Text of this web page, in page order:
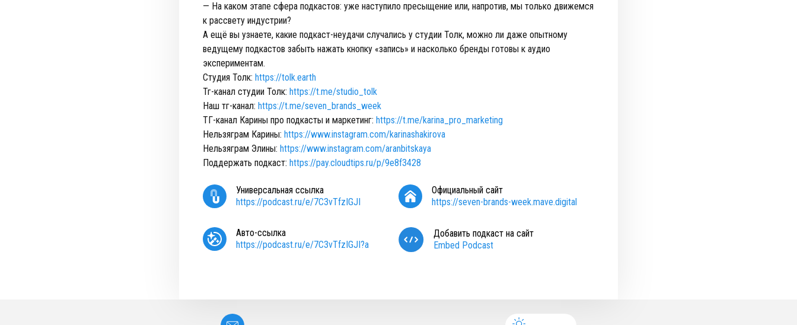
— На каком этапе сфера подкастов: уже наступило пресыщение или, напротив, мы только движемся
к рассвету индустрии?
А ещё вы узнаете, какие подкаст-неудачи случались у студии Толк, можно ли даже опытному
ведущему подкастов забыть нажать кнопку «запись» и насколько бренды готовы к аудио
экспериментам.
Студия Толк: https://tolk.earth
Тг-канал студии Толк: https://t.me/studio_tolk
Наш тг-канал: https://t.me/seven_brands_week
ТГ-канал Карины про подкасты и маркетинг: https://t.me/karina_pro_marketing
Нельзяграм Карины: https://www.instagram.com/karinashakirova
Нельзяграм Элины: https://www.instagram.com/aranbitskaya
Поддержать подкаст: https://pay.cloudtips.ru/p/9e8f3428
Универсальная ссылка
https://podcast.ru/e/7C3vTfzIGJI
Официальный сайт
https://seven-brands-week.mave.digital
Авто-ссылка
https://podcast.ru/e/7C3vTfzIGJI?a
Добавить подкаст на сайт
Embed Podcast